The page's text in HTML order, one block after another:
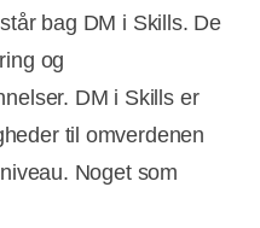
bag DM i Skills. De
og
DM i Skills er
til omverdenen
Noget som